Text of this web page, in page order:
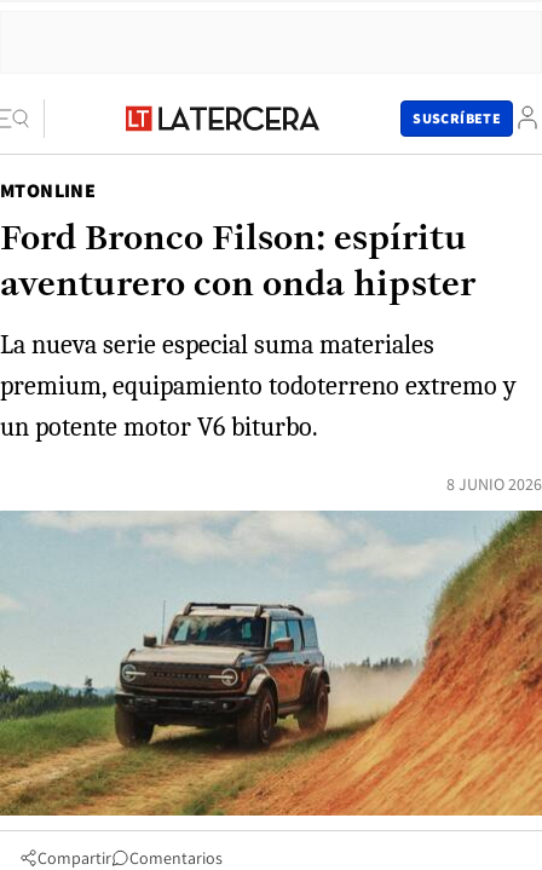
SUSCRÍBETE
MTONLINE
Ford Bronco Filson: espíritu
aventurero con onda hipster
La nueva serie especial suma materiales
premium, equipamiento todoterreno extremo y
un potente motor V6 biturbo.
8 JUNIO 2026
Compartir Comentarios